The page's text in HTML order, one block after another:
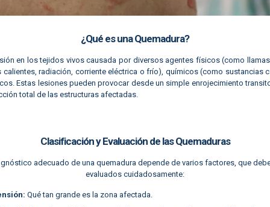
¿Qué es una Quemadura?
en los tejidos vivos causada por diversos agentes físicos (como
calientes, radiación, corriente eléctrica o frío), químicos (como sustancias
Estas lesiones pueden provocar desde un simple enrojecimiento
total de las estructuras afectadas.
Clasificación y Evaluación de las Quemaduras
adecuado de una quemadura depende de varios factores, que
evaluados cuidadosamente:
Qué tan grande es la zona afectada.